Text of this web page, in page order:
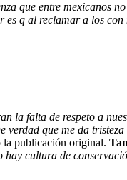
que entre mexicanos
q al reclamar a los
la falta de respeto a
verdad que me da
la publicación original.
hay cultura de